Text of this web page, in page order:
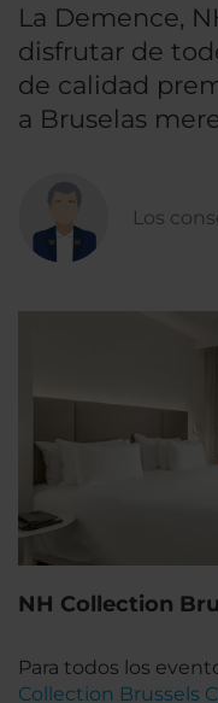
La Demence,
disfrutar de
de calidad
a Bruselas
Los
NH Collection
Para todos los
Collection Brussels